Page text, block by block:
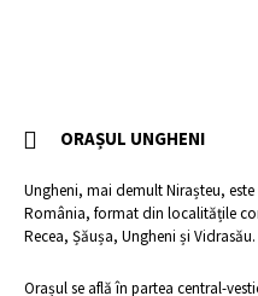
ORAȘUL UNGHENI
Ungheni, mai demult Nirașteu,
România, format din localitățile
Recea, Șăușa, Ungheni și Vidrasău.
Orașul se află în partea central-